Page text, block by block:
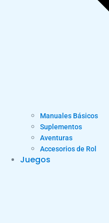
Manuales Básicos
Suplementos
Aventuras
Accesorios de Rol
Juegos